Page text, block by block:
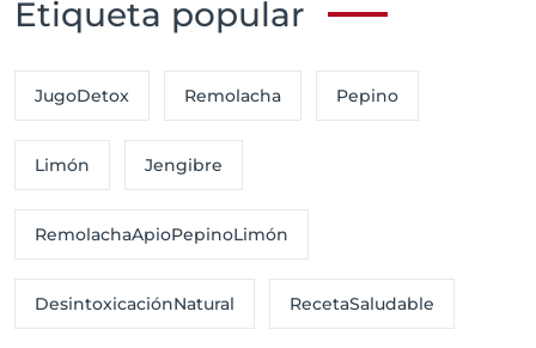
Etiqueta popular
JugoDetox Remolacha Pepino
Limón Jengibre
RemolachaApioPepinoLimón
DesintoxicaciónNatural RecetaSaludable